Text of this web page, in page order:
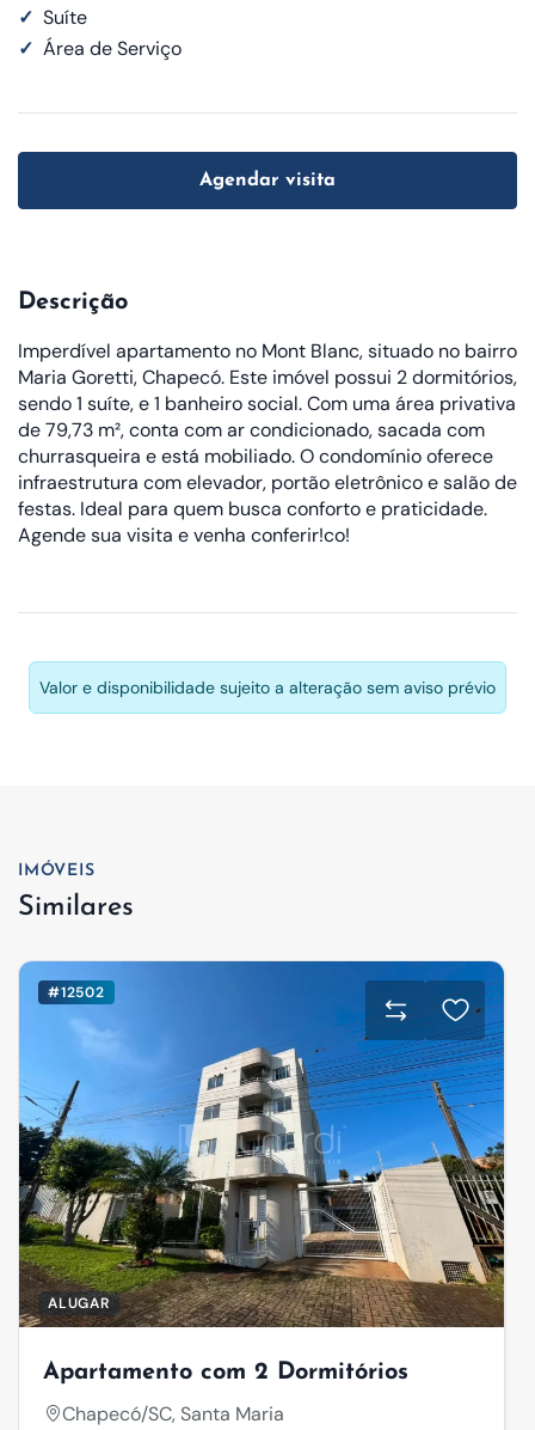
✓ Suíte
✓ Área de Serviço
Agendar visita
Descrição
Imperdível apartamento no Mont Blanc, situado no bairro
Maria Goretti, Chapecó. Este imóvel possui 2 dormitórios,
sendo 1 suíte, e 1 banheiro social. Com uma área privativa
de 79,73 m², conta com ar condicionado, sacada com
churrasqueira e está mobiliado. O condomínio oferece
infraestrutura com elevador, portão eletrônico e salão de
festas. Ideal para quem busca conforto e praticidade.
Agende sua visita e venha conferir!co!
Valor e disponibilidade sujeito a alteração sem aviso prévio
IMÓVEIS
Similares
#12502
ALUGAR
Apartamento com 2 Dormitórios
Chapecó/SC, Santa Maria